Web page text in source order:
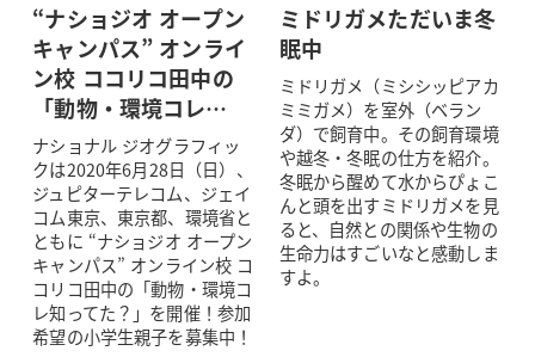
“ナショジオ オープン
キャンパス” オンライ
ン校 ココリコ田中の
「動物・環境コレ…
ナショナル ジオグラフィッ
クは2020年6月28日（日）、
ジュピターテレコム、ジェイ
コム東京、東京都、環境省と
ともに “ナショジオ オープン
キャンパス” オンライン校 コ
コリコ田中の「動物・環境コ
レ知ってた？」を開催！参加
希望の小学生親子を募集中！
ミドリガメただいま冬
眠中
ミドリガメ（ミシシッピアカ
ミミガメ）を室外（ベラン
ダ）で飼育中。その飼育環境
や越冬・冬眠の仕方を紹介。
冬眠から醒めて水からぴょこ
んと頭を出すミドリガメを見
ると、自然との関係や生物の
生命力はすごいなと感動しま
すよ。